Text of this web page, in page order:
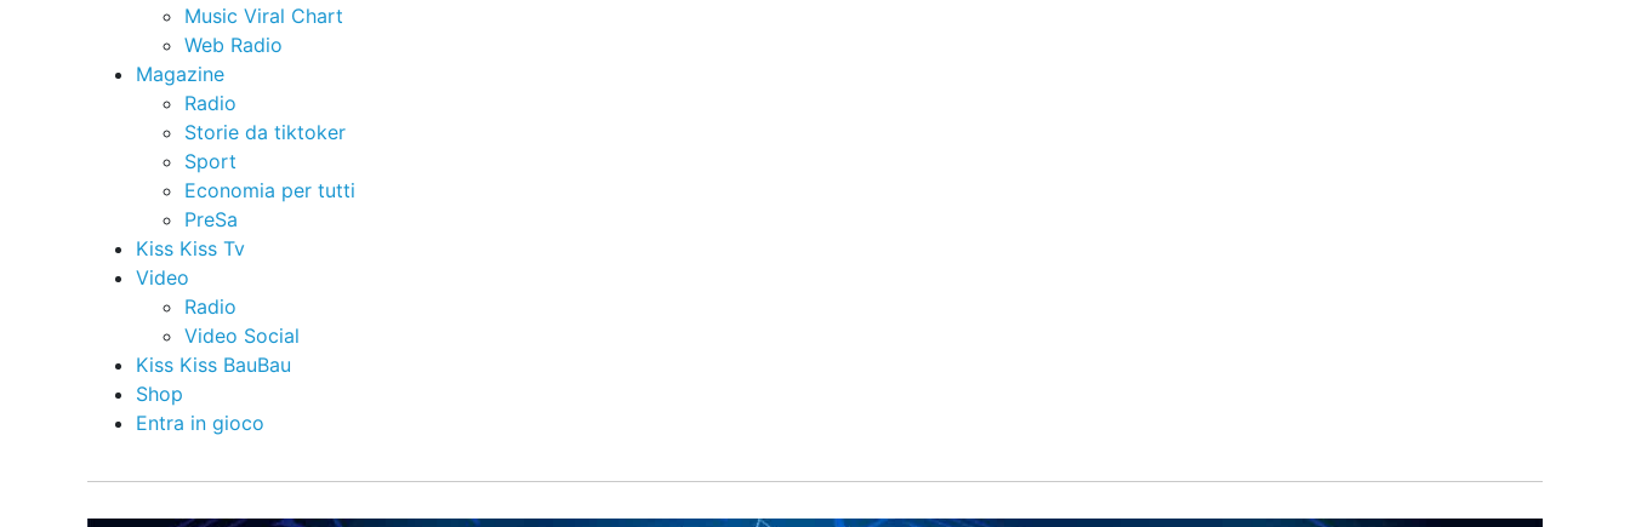
Music Viral Chart
Web Radio
Magazine
Radio
Storie da tiktoker
Sport
Economia per tutti
PreSa
Kiss Kiss Tv
Video
Radio
Video Social
Kiss Kiss BauBau
Shop
Entra in gioco